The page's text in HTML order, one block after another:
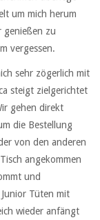
um mich herum
genießen zu
vergessen.
sehr zögerlich mit
steigt zielgerichtet
gehen direkt
die Bestellung
von den anderen
angekommen
und
Tüten mit
wieder anfängt